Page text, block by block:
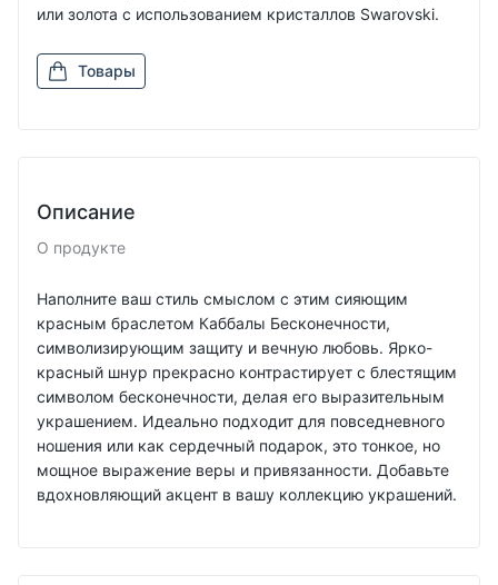
или золота с использованием кристаллов Swarovski.
Товары
Описание
О продукте
Наполните ваш стиль смыслом с этим сияющим
красным браслетом Каббалы Бесконечности,
символизирующим защиту и вечную любовь. Ярко-
красный шнур прекрасно контрастирует с блестящим
символом бесконечности, делая его выразительным
украшением. Идеально подходит для повседневного
ношения или как сердечный подарок, это тонкое, но
мощное выражение веры и привязанности. Добавьте
вдохновляющий акцент в вашу коллекцию украшений.